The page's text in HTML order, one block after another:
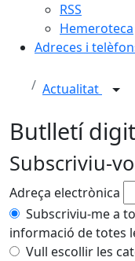
RSS
Hemeroteca
Adreces i
Actualitat
Butlletí
Subscriviu-
Adreça electrònica
Subscriviu-me a
informació de totes
Vull escollir les